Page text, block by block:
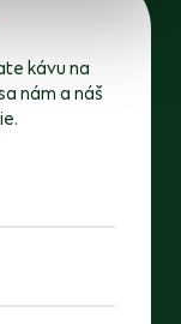
kávu na
nám a náš